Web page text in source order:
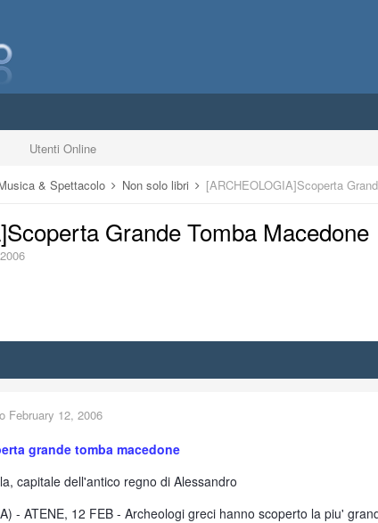
Utenti Online
& Spettacolo Non solo libri [ARCHEOLOGIA]Scoperta
Grande Tomba Macedone
February 12, 2006
grande tomba macedone
capitale dell'antico regno di Alessandro
- ATENE, 12 FEB - Archeologi greci hanno scoperto la piu'